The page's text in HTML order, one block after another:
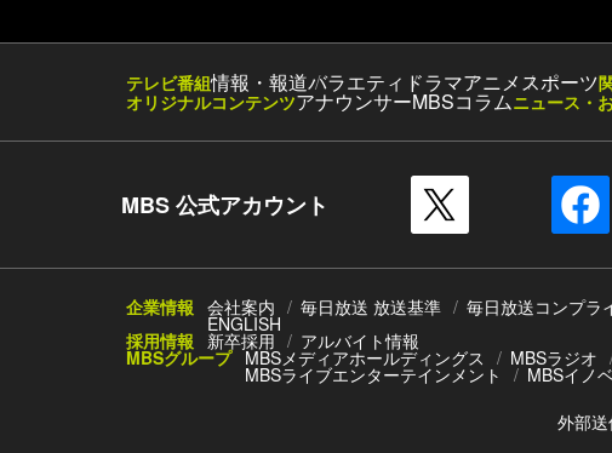
テレビ番組情報・報道バラエティ ドラマアニメスポーツ
オリジナルコンテンツアナウンサーMBSコラムニュース・
MBS 公式アカウント
企業情報 会社案内 毎日放送 放送基準 毎日放送コンプラ
ENGLISH
採用情報 新卒採用 アルバイト情報
MBSグループ MBSメディアホールディングス MBSラジオ
MBSライブエンターテインメント
MBSイノ
外部